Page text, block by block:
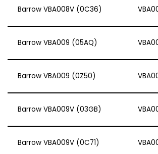
Barrow VBA008V (0C36)
Barrow VBA009 (05AQ)
Barrow VBA009 (0Z50)
Barrow VBA009V (03GB)
Barrow VBA009V (0C71)